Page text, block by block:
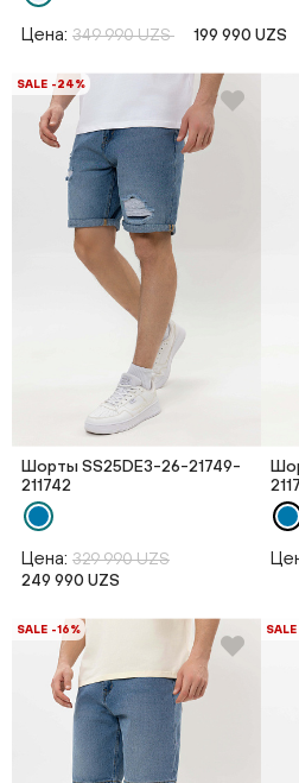
Цена: 349 990 UZS 199 990 UZS
SALE -24%
Шорты SS25DE3-26-21749-
211742
Цена: 329 990 UZS
249 990 UZS
SALE -16%